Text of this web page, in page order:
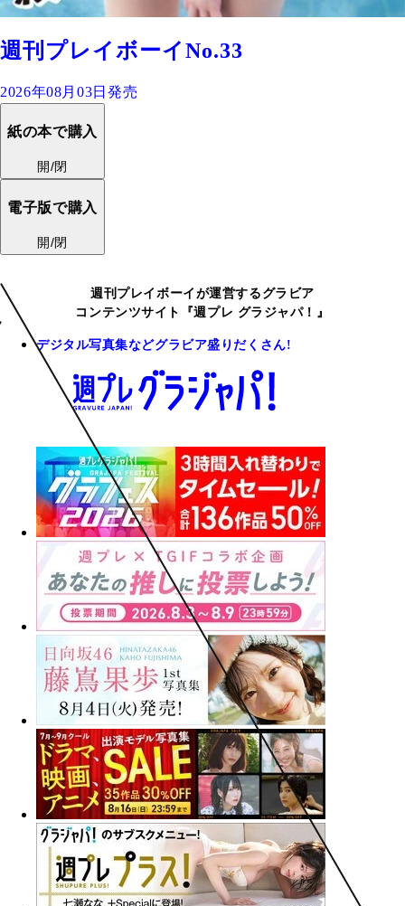
週刊プレイボーイNo.33
2026年08月03日発売
紙の本で購入
開/閉
電子版で購入
開/閉
週刊プレイボーイが運営するグラビア
コンテンツサイト『週プレ グラジャパ！』
デジタル写真集などグラビア盛りだくさん!